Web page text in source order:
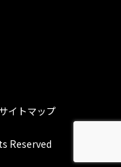
サイトマップ
Reserved